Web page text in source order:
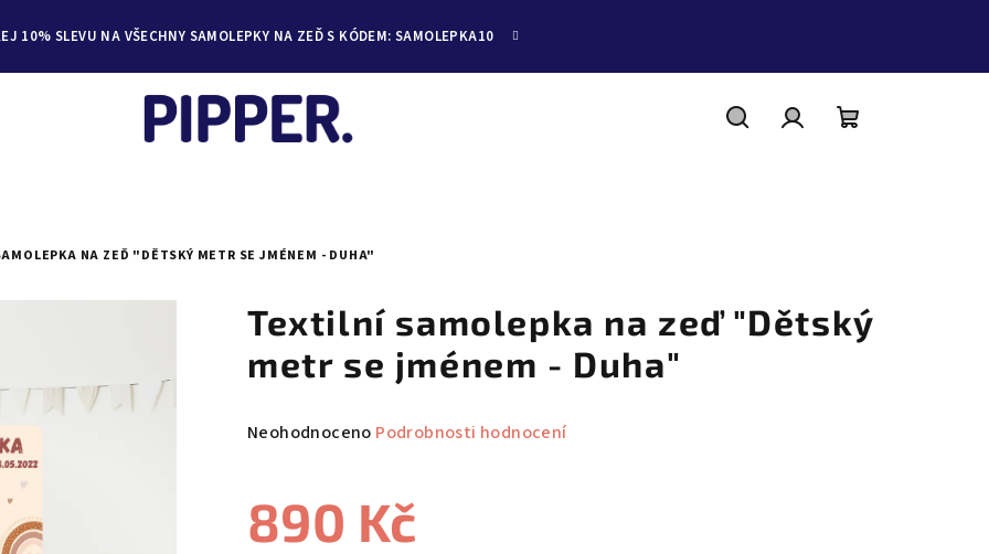
10% SLEVU NA VŠECHNY SAMOLEPKY NA ZEĎ S KÓDEM: SAMOLEPKA10
NA ZEĎ "DĚTSKÝ METR SE JMÉNEM - DUHA"
Textilní samolepka na zeď "Dětský
metr se jménem - Duha"
Průměrné
je
0,0
Neohodnoceno Podrobnosti hodnocení
890 Kč